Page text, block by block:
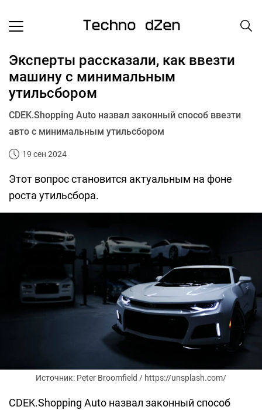
Эксперты рассказали, как ввезти
машину с минимальным
утильсбором
CDEK.Shopping Auto назвал законный способ ввезти
авто с минимальным утильсбором
19 сен 2024
Этот вопрос становится актуальным на фоне
роста утильсбора.
Источник: Peter Broomfield / https://unsplash.com/
CDEK.Shopping Auto назвал законный способ